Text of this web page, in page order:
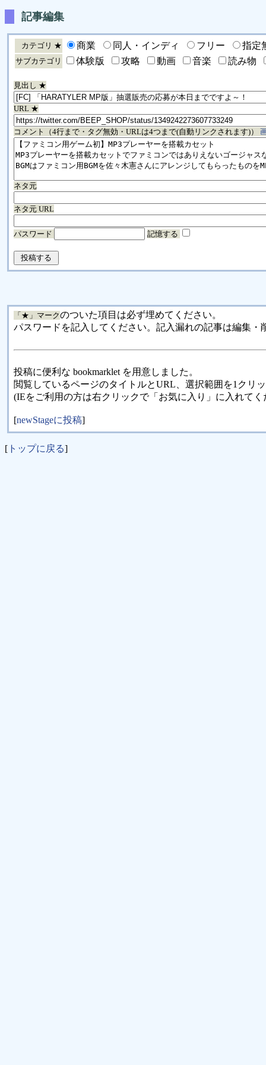
記事編集
カテゴリ ★ 商業 同人・インディ フリー 指定
サブカテゴリ 体験版 攻略 動画 音楽 読み物
見出し ★
URL ★
コメント（4行まで・タグ無効・URLは4つまで(自動リンクされます)）
ネタ元
ネタ元 URL
パスワード 記憶する
「★」マークのついた項目は必ず埋めてください。
パスワードを記入してください。記入漏れの記事は編集・
投稿に便利な bookmarklet を用意しました。
閲覧しているページのタイトルとURL、選択範囲を1クリ
(IEをご利用の方は右クリックで「お気に入り」に入れてく
[newStageに投稿]
[ トップに戻る]